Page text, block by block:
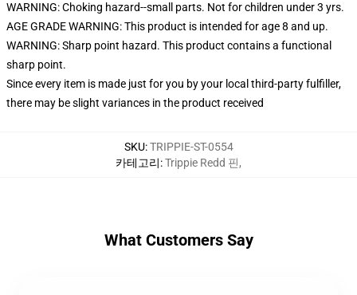
WARNING: Choking hazard--small parts. Not for children under 3 yrs.
AGE GRADE WARNING: This product is intended for age 8 and up.
WARNING: Sharp point hazard. This product contains a functional
sharp point.
Since every item is made just for you by your local third-party fulfiller,
there may be slight variances in the product received
SKU:TRIPPIE-ST-0554
카테고리:Trippie Redd 핀,
What Customers Say